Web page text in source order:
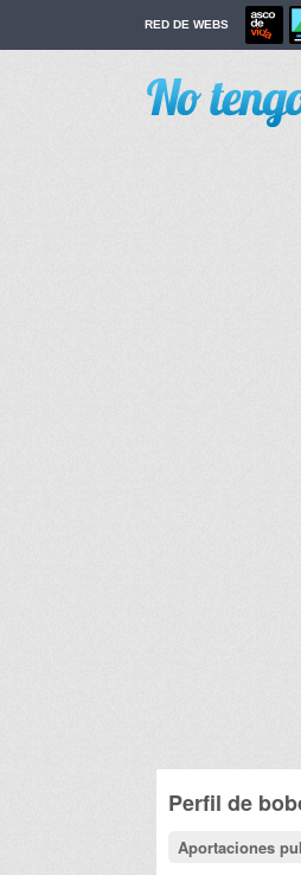
RED DE WEBS
Perfil de
Aportaciones